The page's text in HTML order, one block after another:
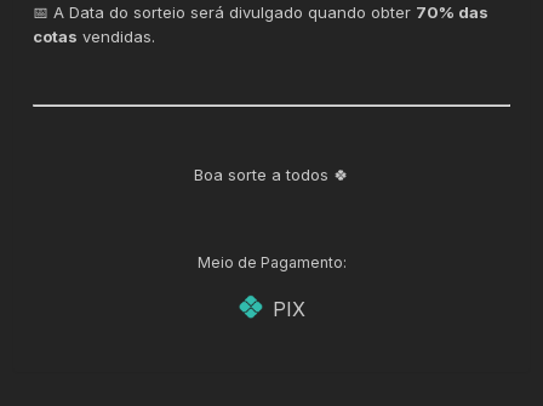
📅 A Data do sorteio será divulgado quando obter 70% das
cotas vendidas.
Boa sorte a todos 🍀
Meio de Pagamento:
PIX